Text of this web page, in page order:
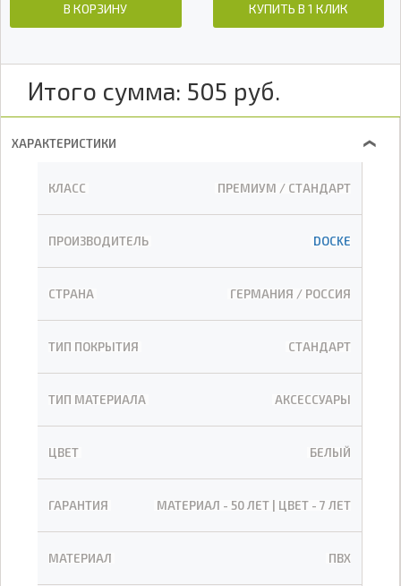
В КОРЗИНУ КУПИТЬ В 1 КЛИК
Итого сумма: 505 руб.
ХАРАКТЕРИСТИКИ ❯
КЛАСС ПРЕМИУМ / СТАНДАРТ
ПРОИЗВОДИТЕЛЬ DOCKE
СТРАНА ГЕРМАНИЯ / РОССИЯ
ТИП ПОКРЫТИЯ СТАНДАРТ
ТИП МАТЕРИАЛА АКСЕССУАРЫ
ЦВЕТ БЕЛЫЙ
ГАРАНТИЯ МАТЕРИАЛ - 50 ЛЕТ | ЦВЕТ - 7 ЛЕТ
МАТЕРИАЛ ПВХ